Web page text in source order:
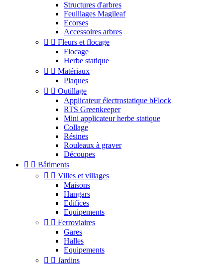
Structures d'arbres
Feuillages Magileaf
Ecorses
Accessoires arbres
  Fleurs et flocage
Flocage
Herbe statique
  Matériaux
Plaques
  Outillage
Applicateur électrostatique bFlock
RTS Greenkeeper
Mini applicateur herbe statique
Collage
Résines
Rouleaux à graver
Découpes
  Bâtiments
  Villes et villages
Maisons
Hangars
Edifices
Equipements
  Ferroviaires
Gares
Halles
Equipements
  Jardins